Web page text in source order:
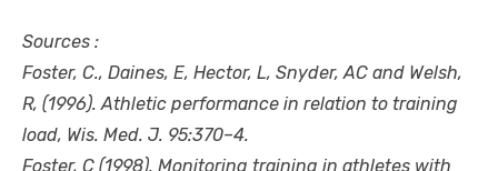
Sources :
Foster, C., Daines, E, Hector, L, Snyder, AC and Welsh,
R, (1996). Athletic performance in relation to training
load, Wis. Med. J. 95:370–4.
Foster, C (1998). Monitoring training in athletes with